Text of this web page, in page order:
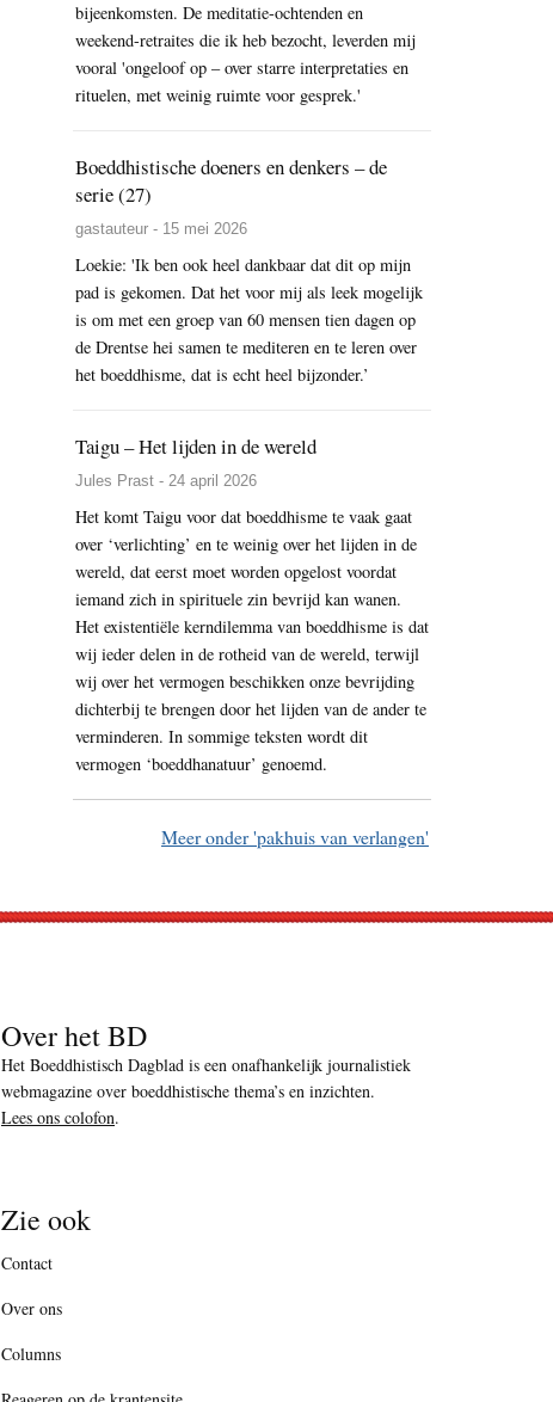
bijeenkomsten. De meditatie-ochtenden en
weekend-retraites die ik heb bezocht, leverden mij
vooral 'ongeloof op – over starre interpretaties en
rituelen, met weinig ruimte voor gesprek.'
Boeddhistische doeners en denkers – de
serie (27)
gastauteur - 15 mei 2026
Loekie: 'Ik ben ook heel dankbaar dat dit op mijn
pad is gekomen. Dat het voor mij als leek mogelijk
is om met een groep van 60 mensen tien dagen op
de Drentse hei samen te mediteren en te leren over
het boeddhisme, dat is echt heel bijzonder.’
Taigu – Het lijden in de wereld
Jules Prast - 24 april 2026
Het komt Taigu voor dat boeddhisme te vaak gaat
over ‘verlichting’ en te weinig over het lijden in de
wereld, dat eerst moet worden opgelost voordat
iemand zich in spirituele zin bevrijd kan wanen.
Het existentiële kerndilemma van boeddhisme is dat
wij ieder delen in de rotheid van de wereld, terwijl
wij over het vermogen beschikken onze bevrijding
dichterbij te brengen door het lijden van de ander te
verminderen. In sommige teksten wordt dit
vermogen ‘boeddhanatuur’ genoemd.
Meer onder 'pakhuis van verlangen'
Over het BD
Het Boeddhistisch Dagblad is een onafhankelijk journalistiek
webmagazine over boeddhistische thema’s en inzichten.
Lees ons colofon.
Zie ook
Contact
Over ons
Columns